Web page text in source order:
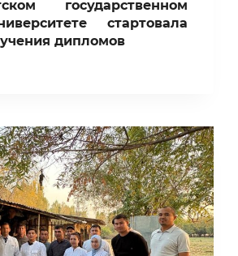
государственном
стартовала
дипломов